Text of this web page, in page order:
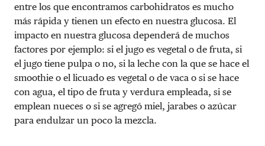
entre los que encontramos carbohidratos es mucho
más rápida y tienen un efecto en nuestra glucosa. El
impacto en nuestra glucosa dependerá de muchos
factores por ejemplo: si el jugo es vegetal o de fruta, si
el jugo tiene pulpa o no, si la leche con la que se hace el
smoothie o el licuado es vegetal o de vaca o si se hace
con agua, el tipo de fruta y verdura empleada, si se
emplean nueces o si se agregó miel, jarabes o azúcar
para endulzar un poco la mezcla.